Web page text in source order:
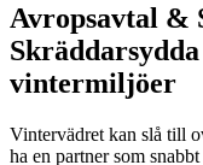
Avropsavtal &
vintermiljöer
Vintervädret kan slå till
ha en partner som